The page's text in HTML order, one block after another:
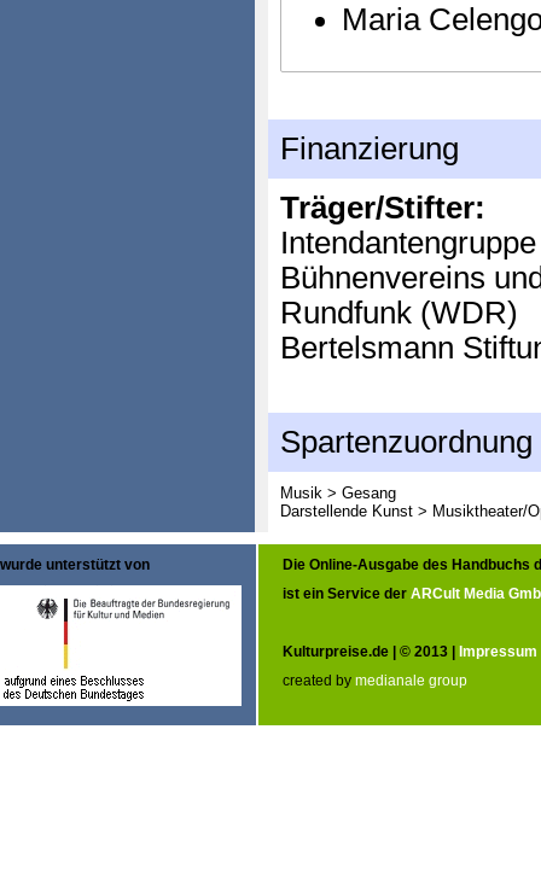
Maria
Finanzierung
Träger/Stifter:
Bühnenvereins
Rundfunk (WDR)
Bertelsmann
Spartenzuordnung
Musik > Gesang
Darstellende Kunst > Musiktheater/
wurde unterstützt von
Die Online-Ausgabe des Handbuchs
ist ein Service der ARCult Media
Kulturpreise.de | © 2013 | Impressum
created by medianale group